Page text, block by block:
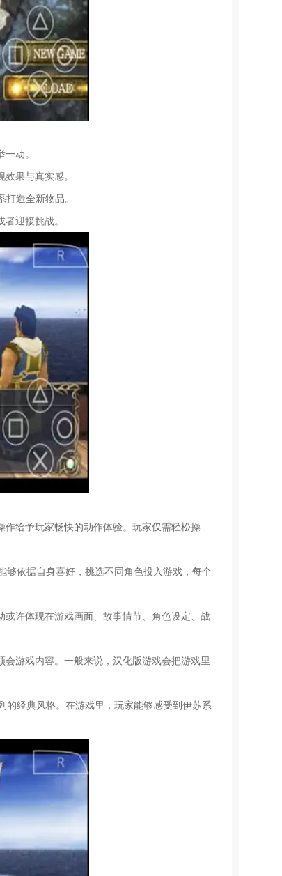
动。
果与真实感。
造全新物品。
迎接挑战。
给予玩家畅快的动作体验。玩家仅需轻松操
够依据自身喜好，挑选不同角色投入游戏，每个
许体现在游戏画面、故事情节、角色设定、战
游戏内容。一般来说，汉化版游戏会把游戏里
的经典风格。在游戏里，玩家能够感受到伊苏系